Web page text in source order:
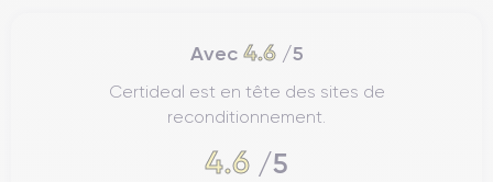
Avec 4.6/5
Certideal est en tête des sites de
reconditionnement.
4.6 /5